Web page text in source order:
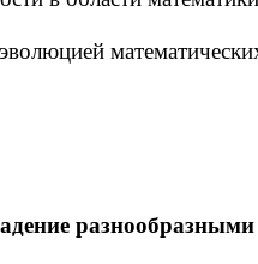
разнообразными